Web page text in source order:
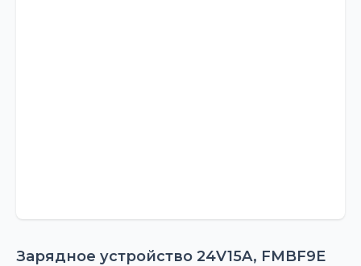
Зарядное устройство 24V15A, FMBF9E